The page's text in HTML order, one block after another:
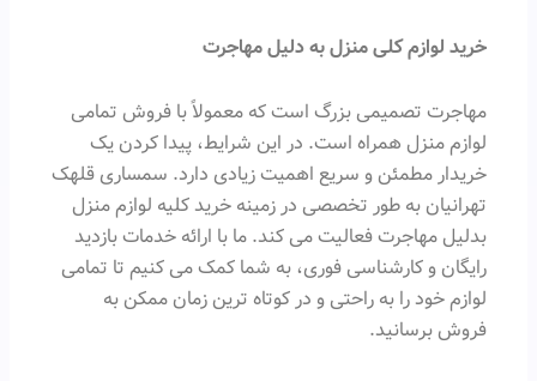
خرید لوازم کلی منزل به دلیل مهاجرت
مهاجرت تصمیمی بزرگ است که معمولاً با فروش تمامی
لوازم منزل همراه است. در این شرایط، پیدا کردن یک
خریدار مطمئن و سریع اهمیت زیادی دارد. سمساری قلهک
تهرانیان به طور تخصصی در زمینه خرید کلیه لوازم منزل
بدلیل مهاجرت فعالیت می کند. ما با ارائه خدمات بازدید
رایگان و کارشناسی فوری، به شما کمک می کنیم تا تمامی
لوازم خود را به راحتی و در کوتاه ترین زمان ممکن به
فروش برسانید.